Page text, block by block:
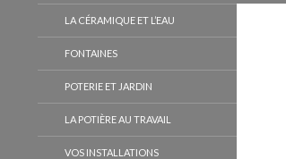
LA CÉRAMIQUE ET L’EAU
FONTAINES
POTERIE ET JARDIN
LA POTIÈRE AU TRAVAIL
VOS INSTALLATIONS